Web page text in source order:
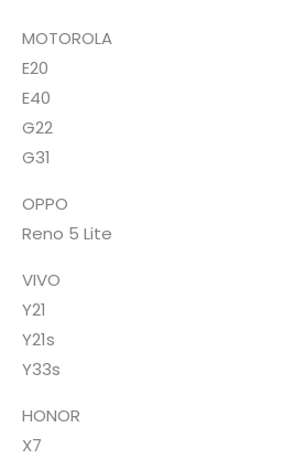
MOTOROLA
E20
E40
G22
G31
OPPO
Reno 5 Lite
VIVO
Y21
Y21s
Y33s
HONOR
X7